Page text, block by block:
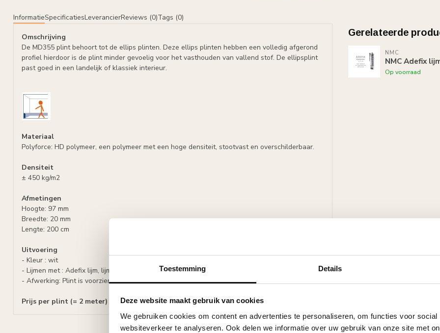
Toestemming Details
Deze website maakt gebruik van cookies
We gebruiken cookies om content en advertenties te personaliseren, om functies voor
websiteverkeer te analyseren. Ook delen we informatie over uw gebruik van onze site met
InformatieSpecificatiesLeverancierReviews (0)Tags (0)
Omschrijving
De MD355 plint behoort tot de ellips plinten. Deze ellips plinten hebben een volledig afgerond
profiel hierdoor is de plint minder gevoelig voor het vasthouden van vallend stof. De ellipsplint
past goed in een landelijk of klassiek interieur.
Materiaal
Polyforce: HD polymeer, een polymeer met een hoge densiteit, stootvast en overschilderbaar.
Densiteit
± 450 kg/m2
Afmetingen
Hoogte: 97 mm
Breedte: 20 mm
Lengte: 200 cm
Uitvoering
- Kleur : wit
- Lijmen met : Adefix lijm, lijmverbruik: 7 - 8 meter lijst per lijmkoker.
- Afwerking: Plint is voorzien van een primer, overschilderbaar met alle soorten verf.
Prijs per plint (= 2 meter)
Gerelateerde
NMC
NMC Adefix
Op voorraad